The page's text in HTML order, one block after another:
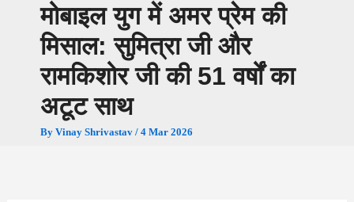
मोबाइल युग में अमर प्रेम की
मिसाल: सुमित्रा जी और
रामकिशोर जी की 51 वर्षों का
अटूट साथ
By Vinay Shrivastav / 4 Mar 2026